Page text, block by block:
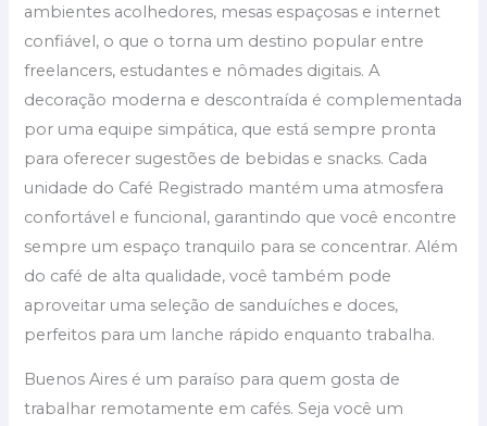
ambientes acolhedores, mesas espaçosas e internet
confiável, o que o torna um destino popular entre
freelancers, estudantes e nômades digitais. A
decoração moderna e descontraída é complementada
por uma equipe simpática, que está sempre pronta
para oferecer sugestões de bebidas e snacks. Cada
unidade do Café Registrado mantém uma atmosfera
confortável e funcional, garantindo que você encontre
sempre um espaço tranquilo para se concentrar. Além
do café de alta qualidade, você também pode
aproveitar uma seleção de sanduíches e doces,
perfeitos para um lanche rápido enquanto trabalha.
Buenos Aires é um paraíso para quem gosta de
trabalhar remotamente em cafés. Seja você um